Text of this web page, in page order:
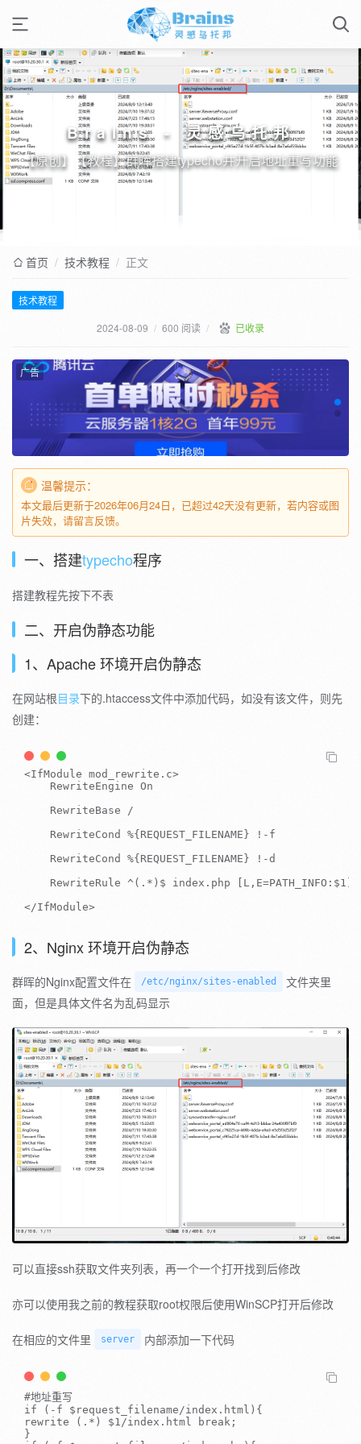
Brains - 灵感乌托邦
【原创】【教程】群晖搭建typecho并开启地址重写功能
首页 / 技术教程 / 正文
技术教程
2024-08-09 / 600 阅读 / 已收录
广告
温馨提示：
本文最后更新于2026年06月24日，已超过42天没有更新，若内容或图
片失效，请留言反馈。
一、搭建typecho程序
搭建教程先按下不表
二、开启伪静态功能
1、Apache 环境开启伪静态
在网站根目录下的.htaccess文件中添加代码，如没有该文件，则先
创建：
<IfModule mod_rewrite . c>
RewriteEngine On
RewriteBase
/
RewriteCond
%{ REQUEST_FILENAME } ! - f
RewriteCond
%{ REQUEST_FILENAME } ! -d
RewriteRule ^ ( . * ) $ index . php L , E=PATH_INFO : $1
</IfModule>
2、Nginx 环境开启伪静态
群晖的Nginx配置文件在 /etc/nginx/sites-enabled
文件夹里
面，但是具体文件名为乱码显示
可以直接ssh获取文件夹列表，再一个一个打开找到后修改
亦可以使用我之前的教程获取root权限后使用WinSCP打开后修改
在相应的文件里 server 内部添加一下代码
#地址重写
if
( - f $request_filename/index . html ) {
rewrite
( . * ) $1/index . html break ;
}